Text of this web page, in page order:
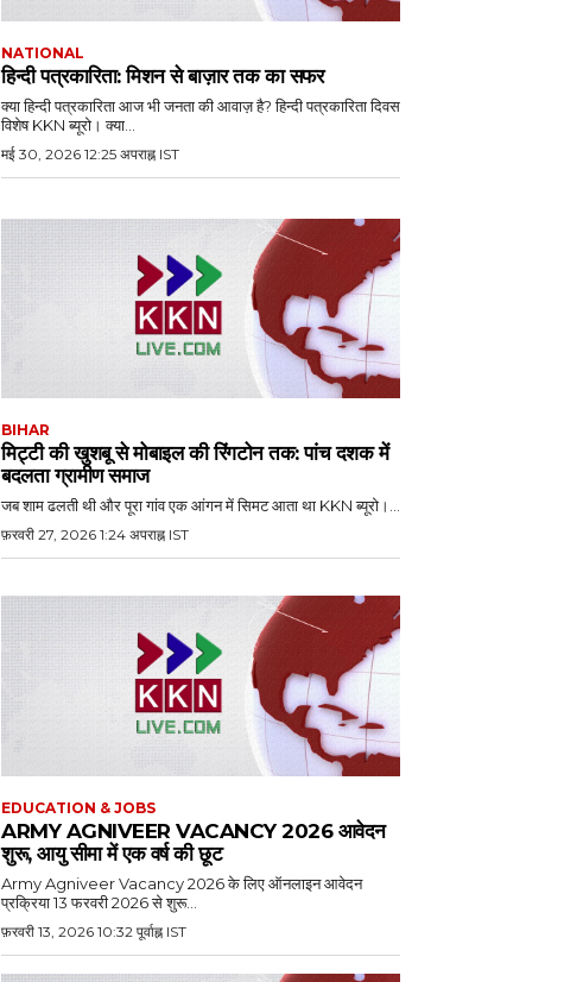
NATIONAL
हिन्दी पत्रकारिता: मिशन से बाज़ार तक का सफर
क्या हिन्दी पत्रकारिता आज भी जनता की आवाज़ है? हिन्दी पत्रकारिता दिवस
विशेष KKN ब्यूरो। क्या...
मई 30, 2026 12:25 अपराह्न IST
BIHAR
मिट्टी की खुशबू से मोबाइल की रिंगटोन तक: पांच दशक में
बदलता ग्रामीण समाज
जब शाम ढलती थी और पूरा गांव एक आंगन में सिमट आता था KKN ब्यूरो।...
फ़रवरी 27, 2026 1:24 अपराह्न IST
EDUCATION & JOBS
ARMY AGNIVEER VACANCY 2026 आवेदन
शुरू, आयु सीमा में एक वर्ष की छूट
Army Agniveer Vacancy 2026 के लिए ऑनलाइन आवेदन
प्रक्रिया 13 फरवरी 2026 से शुरू...
फ़रवरी 13, 2026 10:32 पूर्वाह्न IST